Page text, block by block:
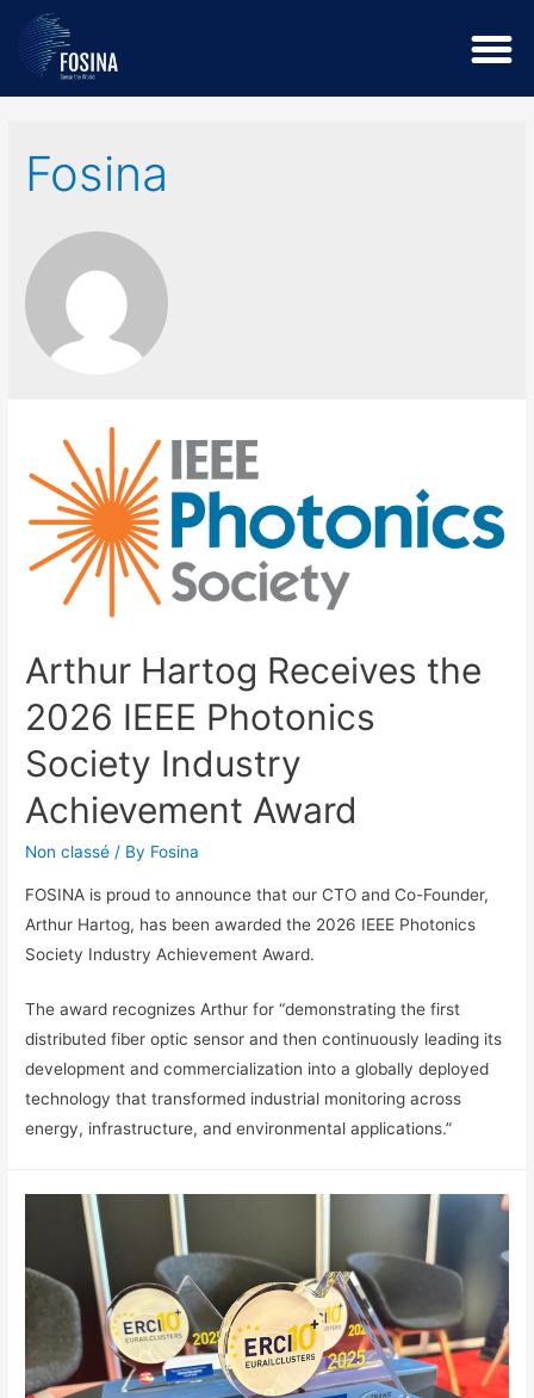
Fosina
Arthur Hartog Receives the
2026 IEEE Photonics
Society Industry
Achievement Award
Non classé / By Fosina
FOSINA is proud to announce that our CTO and Co-Founder,
Arthur Hartog, has been awarded the 2026 IEEE Photonics
Society Industry Achievement Award.
The award recognizes Arthur for “demonstrating the first
distributed fiber optic sensor and then continuously leading its
development and commercialization into a globally deployed
technology that transformed industrial monitoring across
energy, infrastructure, and environmental applications.”